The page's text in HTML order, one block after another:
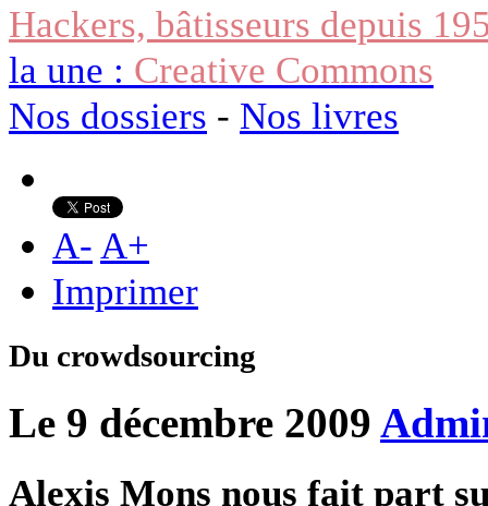
Hackers, bâtisseurs depuis
la une : Creative Commons
Nos dossiers - Nos livres
A- A+
Imprimer
Du crowdsourcing
Le 9 décembre 2009
Alexis Mons nous fait part